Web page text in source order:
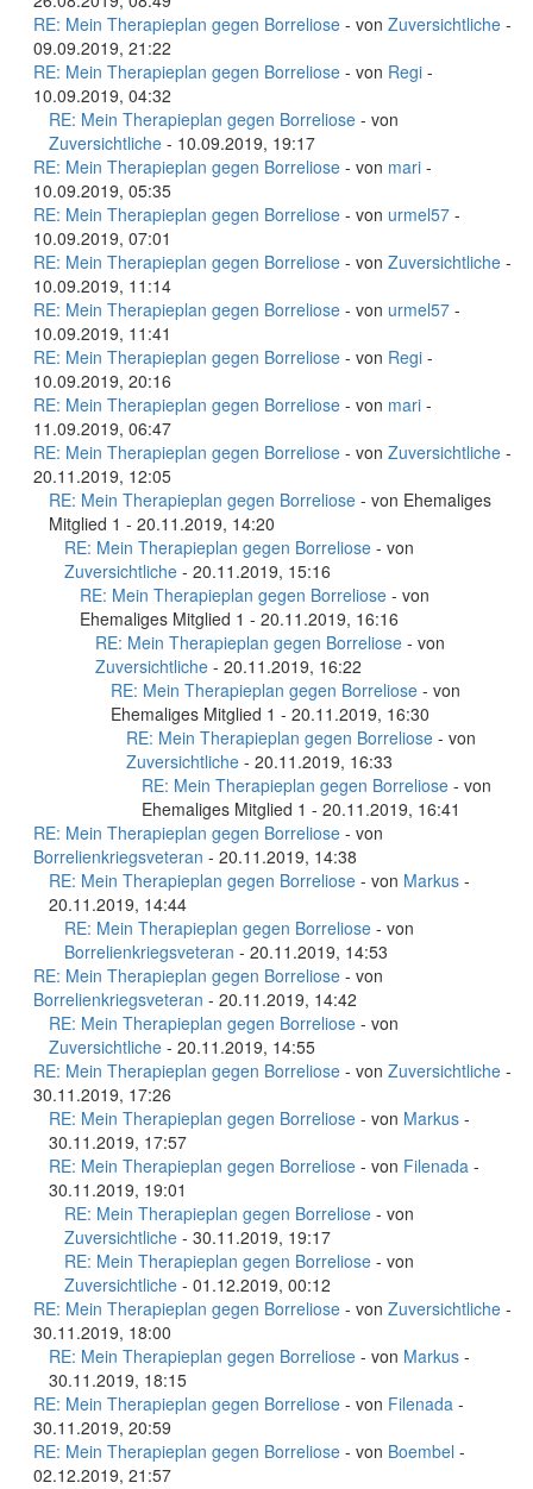
RE: Mein Therapieplan gegen Borreliose - von Zuversichtliche -
09.09.2019, 21:22
RE: Mein Therapieplan gegen Borreliose - von Regi -
10.09.2019, 04:32
RE: Mein Therapieplan gegen Borreliose - von
Zuversichtliche - 10.09.2019, 19:17
RE: Mein Therapieplan gegen Borreliose - von mari -
10.09.2019, 05:35
RE: Mein Therapieplan gegen Borreliose - von urmel57 -
10.09.2019, 07:01
RE: Mein Therapieplan gegen Borreliose - von Zuversichtliche -
10.09.2019, 11:14
RE: Mein Therapieplan gegen Borreliose - von urmel57 -
10.09.2019, 11:41
RE: Mein Therapieplan gegen Borreliose - von Regi -
10.09.2019, 20:16
RE: Mein Therapieplan gegen Borreliose - von mari -
11.09.2019, 06:47
RE: Mein Therapieplan gegen Borreliose - von Zuversichtliche -
20.11.2019, 12:05
RE: Mein Therapieplan gegen Borreliose - von Ehemaliges
Mitglied 1 - 20.11.2019, 14:20
RE: Mein Therapieplan gegen Borreliose - von
Zuversichtliche - 20.11.2019, 15:16
RE: Mein Therapieplan gegen Borreliose - von
Ehemaliges Mitglied 1 - 20.11.2019, 16:16
RE: Mein Therapieplan gegen Borreliose - von
Zuversichtliche - 20.11.2019, 16:22
RE: Mein Therapieplan gegen Borreliose - von
Ehemaliges Mitglied 1 - 20.11.2019, 16:30
RE: Mein Therapieplan gegen Borreliose - von
Zuversichtliche - 20.11.2019, 16:33
RE: Mein Therapieplan gegen Borreliose - von
Ehemaliges Mitglied 1 - 20.11.2019, 16:41
RE: Mein Therapieplan gegen Borreliose - von
Borrelienkriegsveteran - 20.11.2019, 14:38
RE: Mein Therapieplan gegen Borreliose - von Markus -
20.11.2019, 14:44
RE: Mein Therapieplan gegen Borreliose - von
Borrelienkriegsveteran - 20.11.2019, 14:53
RE: Mein Therapieplan gegen Borreliose - von
Borrelienkriegsveteran - 20.11.2019, 14:42
RE: Mein Therapieplan gegen Borreliose - von
Zuversichtliche - 20.11.2019, 14:55
RE: Mein Therapieplan gegen Borreliose - von Zuversichtliche -
30.11.2019, 17:26
RE: Mein Therapieplan gegen Borreliose - von Markus -
30.11.2019, 17:57
RE: Mein Therapieplan gegen Borreliose - von Filenada -
30.11.2019, 19:01
RE: Mein Therapieplan gegen Borreliose - von
Zuversichtliche - 30.11.2019, 19:17
RE: Mein Therapieplan gegen Borreliose - von
Zuversichtliche - 01.12.2019, 00:12
RE: Mein Therapieplan gegen Borreliose - von Zuversichtliche -
30.11.2019, 18:00
RE: Mein Therapieplan gegen Borreliose - von Markus -
30.11.2019, 18:15
RE: Mein Therapieplan gegen Borreliose - von Filenada -
30.11.2019, 20:59
RE: Mein Therapieplan gegen Borreliose - von Boembel -
02.12.2019, 21:57